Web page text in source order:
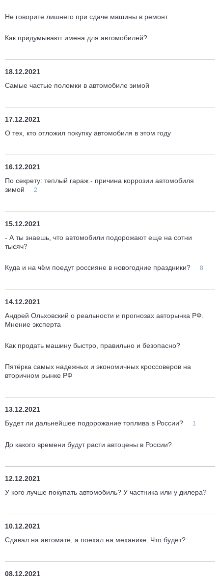
Не говорите лишнего при сдаче машины в ремонт
Как придумывают имена для автомобилей?
18.12.2021
Самые частые поломки в автомобиле зимой
17.12.2021
О тех, кто отложил покупку автомобиля в этом году
16.12.2021
По секрету: теплый гараж - причина коррозии автомобиля
зимой
2
15.12.2021
- А ты знаешь, что автомобили подорожают еще на сотни
тысяч?
Куда и на чём поедут россияне в новогодние праздники? 8
14.12.2021
Андрей Ольховский о реальности и прогнозах авторынка РФ.
Мнение эксперта
Как продать машину быстро, правильно и безопасно?
Пятёрка самых надежных и экономичных кроссоверов на
вторичном рынке РФ
13.12.2021
Будет ли дальнейшее подорожание топлива в России?
1
До какого времени будут расти автоцены в России?
12.12.2021
У кого лучше покупать автомобиль? У частника или у дилера?
10.12.2021
Сдавал на автомате, а поехал на механике. Что будет?
08.12.2021